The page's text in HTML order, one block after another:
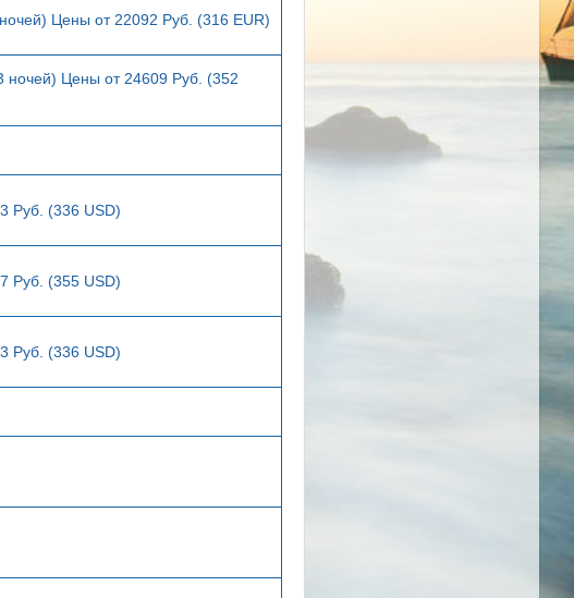
Цены от 22092 Руб. (316 EUR)
ночей) Цены от 24609 Руб. (352
Руб. (336 USD)
Руб. (355 USD)
Руб. (336 USD)